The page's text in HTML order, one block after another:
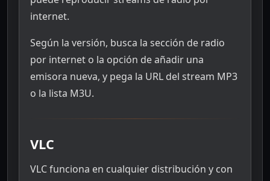
internet.
Según la versión, busca la sección de radio
por internet o la opción de añadir una
emisora nueva, y pega la URL del stream MP3
o la lista M3U.
VLC
VLC funciona en cualquier distribución y con